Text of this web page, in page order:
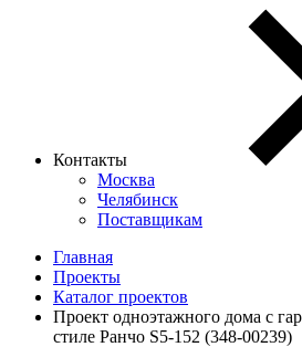
Контакты
Москва
Челябинск
Поставщикам
Главная
Проекты
Каталог проектов
Проект одноэтажного дома с
стиле Ранчо S5-152 (348-00239)